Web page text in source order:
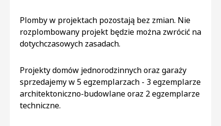
Plomby w projektach pozostają bez zmian. Nie
rozplombowany projekt będzie można zwrócić na
dotychczasowych zasadach.
Projekty domów jednorodzinnych oraz garaży
sprzedajemy w 5 egzemplarzach - 3 egzemplarze
architektoniczno-budowlane oraz 2 egzemplarze
techniczne.